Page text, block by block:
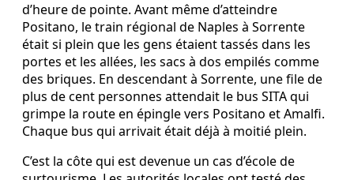
d’heure de pointe. Avant même d’atteindre
Positano, le train régional de Naples à Sorrente
était si plein que les gens étaient tassés dans les
portes et les allées, les sacs à dos empilés comme
des briques. En descendant à Sorrente, une file de
plus de cent personnes attendait le bus SITA qui
grimpe la route en épingle vers Positano et Amalfi.
Chaque bus qui arrivait était déjà à moitié plein.
C’est la côte qui est devenue un cas d’école de